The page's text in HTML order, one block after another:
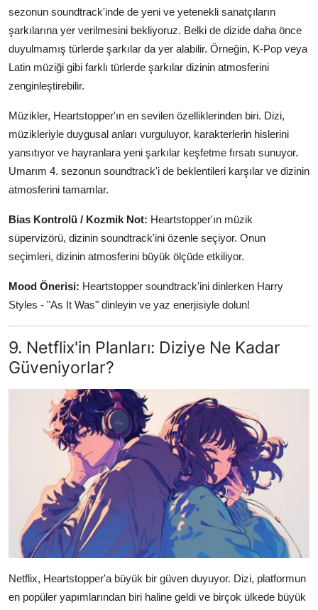
sezonun soundtrack'inde de yeni ve yetenekli sanatçıların
şarkılarına yer verilmesini bekliyoruz. Belki de dizide daha önce
duyulmamış türlerde şarkılar da yer alabilir. Örneğin, K-Pop veya
Latin müziği gibi farklı türlerde şarkılar dizinin atmosferini
zenginleştirebilir.
Müzikler, Heartstopper'ın en sevilen özelliklerinden biri. Dizi,
müzikleriyle duygusal anları vurguluyor, karakterlerin hislerini
yansıtıyor ve hayranlara yeni şarkılar keşfetme fırsatı sunuyor.
Umarım 4. sezonun soundtrack'i de beklentileri karşılar ve dizinin
atmosferini tamamlar.
Bias Kontrolü / Kozmik Not: Heartstopper'ın müzik
süpervizörü, dizinin soundtrack'ini özenle seçiyor. Onun
seçimleri, dizinin atmosferini büyük ölçüde etkiliyor.
Mood Önerisi: Heartstopper soundtrack'ini dinlerken Harry
Styles - "As It Was" dinleyin ve yaz enerjisiyle dolun!
9. Netflix'in Planları: Diziye Ne Kadar
Güveniyorlar?
Netflix, Heartstopper'a büyük bir güven duyuyor. Dizi, platformun
en popüler yapımlarından biri haline geldi ve birçok ülkede büyük